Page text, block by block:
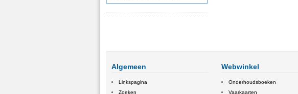
Algemeen
Linkspagina
Zoeken
Webwinkel
Onderhoudsboeken
Vaarkaarten